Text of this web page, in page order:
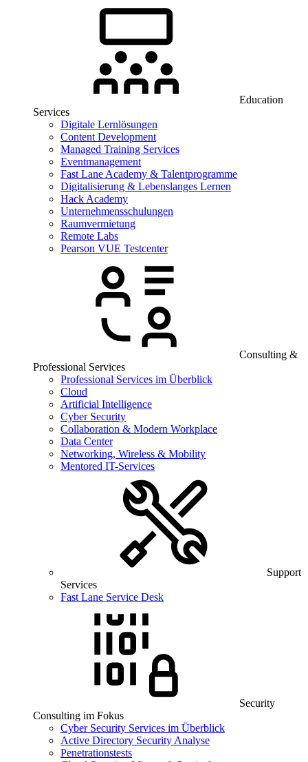
Education
Services
Digitale Lernlösungen
Content Development
Managed Training Services
Eventmanagement
Fast Lane Academy & Talentprogramme
Digitalisierung & Lebenslanges Lernen
Hack Academy
Unternehmensschulungen
Raumvermietung
Remote Labs
Pearson VUE Testcenter
Consulting &
Professional Services
Professional Services im Überblick
Cloud
Artificial Intelligence
Cyber Security
Collaboration & Modern Workplace
Data Center
Networking, Wireless & Mobility
Mentored IT-Services
Support
Services
Fast Lane Service Desk
Security
Consulting im Fokus
Cyber Security Services im Überblick
Active Directory Security Analyse
Penetrationstests